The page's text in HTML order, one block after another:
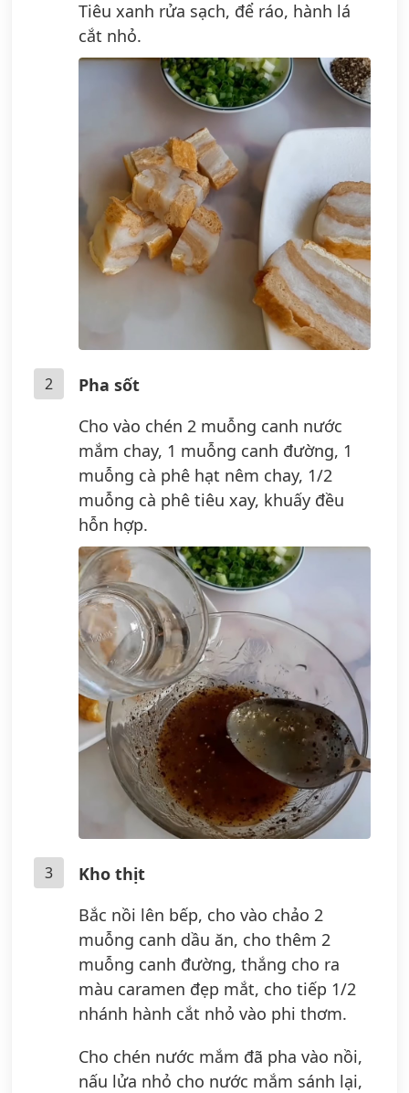
Tiêu xanh rửa sạch, để ráo, hành lá
cắt nhỏ.
2
Pha sốt
Cho vào chén 2 muỗng canh nước
mắm chay, 1 muỗng canh đường, 1
muỗng cà phê hạt nêm chay, 1/2
muỗng cà phê tiêu xay, khuấy đều
hỗn hợp.
3
Kho thịt
Bắc nồi lên bếp, cho vào chảo 2
muỗng canh dầu ăn, cho thêm 2
muỗng canh đường, thắng cho ra
màu caramen đẹp mắt, cho tiếp 1/2
nhánh hành cắt nhỏ vào phi thơm.
Cho chén nước mắm đã pha vào nồi,
nấu lửa nhỏ cho nước mắm sánh lại,